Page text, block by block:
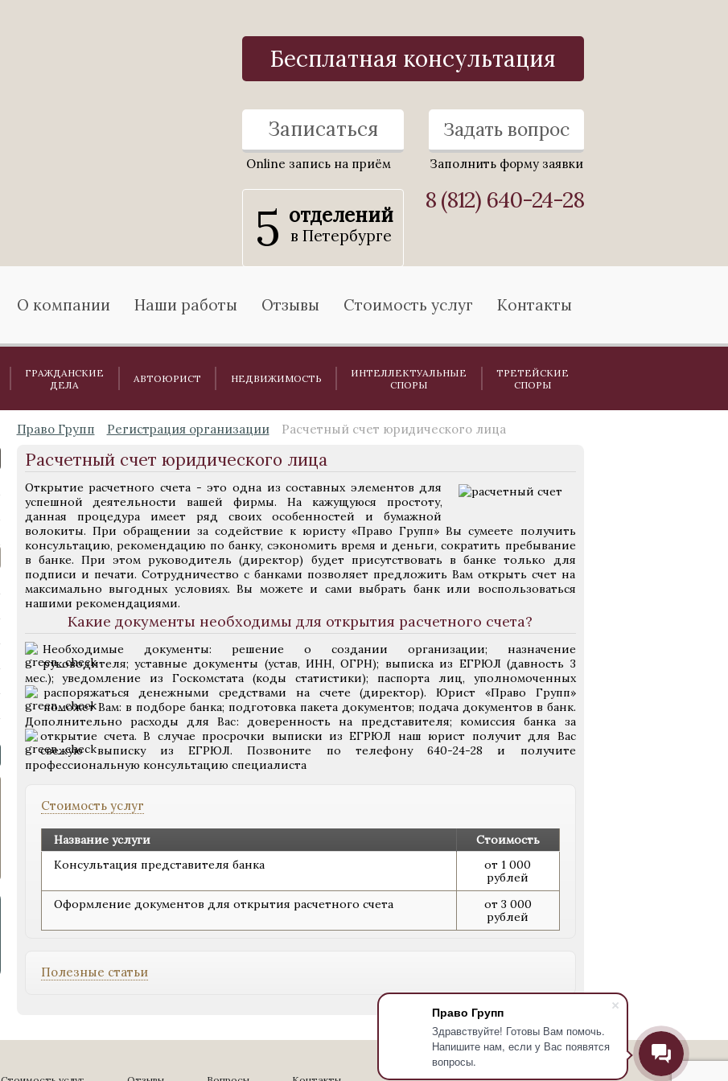
Право Групп
Здравствуйте! Готовы Вам помочь.
Напишите нам, если у Вас появятся
вопросы.
Бесплатная консультация
Записаться
Online запись на приём
Задать вопрос
Заполнить форму заявки
5 отделений
в Петербурге
8 (812) 640-24-28
О компании Наши работы Отзывы Стоимость услуг Контакты
ГРАЖДАНСКИЕ
ДЕЛА
АВТОЮРИСТ НЕДВИЖИМОСТЬ
ИНТЕЛЛЕКТУАЛЬНЫЕ
СПОРЫ
ТРЕТЕЙСКИЕ
СПОРЫ
Право Групп Регистрация организации Расчетный счет юридического лица
Расчетный счет юридического лица
Открытие расчетного счета - это одна из составных элементов для
успешной деятельности вашей фирмы. На кажущуюся простоту,
данная процедура имеет ряд своих особенностей и бумажной
волокиты. При обращении за содействие к юристу «Право Групп» Вы сумеете получить
консультацию, рекомендацию по банку, сэкономить время и деньги, сократить пребывание
в банке. При этом руководитель (директор) будет присутствовать в банке только для
подписи и печати. Сотрудничество с банками позволяет предложить Вам открыть счет на
максимально выгодных условиях. Вы можете и сами выбрать банк или воспользоваться
нашими рекомендациями.
Какие документы необходимы для открытия расчетного счета?
Необходимые документы: решение о создании организации; назначение
руководителя; уставные документы (устав, ИНН, ОГРН); выписка из ЕГРЮЛ (давность 3
мес.); уведомление из Госкомстата (коды статистики); паспорта лиц, уполномоченных
распоряжаться денежными средствами на счете (директор). Юрист «Право Групп»
поможет Вам: в подборе банка; подготовка пакета документов; подача документов в банк.
Дополнительно расходы для Вас:
доверенность на представителя; комиссия банка за
открытие счета.В случае просрочки выписки из ЕГРЮЛ наш юрист получит для Вас
свежую выписку из ЕГРЮЛ. Позвоните по телефону 640-24-28 и получите
профессиональную консультацию специалиста
Стоимость услуг
Название услуги
Стоимость
Консультация представителя банка
от 1 000
рублей
Оформление документов для открытия расчетного счета
от 3 000
рублей
Полезные статьи